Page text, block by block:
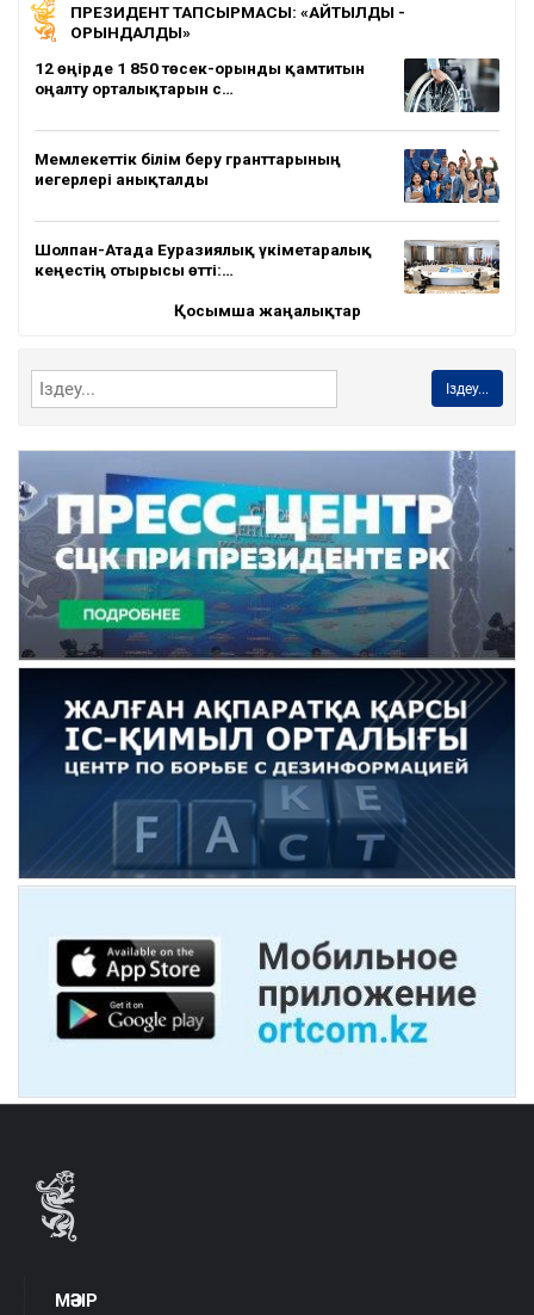
ПРЕЗИДЕНТ ТАПСЫРМАСЫ: «АЙТЫЛДЫ -
ОРЫНДАЛДЫ»
12 өңірде 1 850 төсек-орынды қамтитын
оңалту орталықтарын с…
Мемлекеттік білім беру гранттарының
иегерлері анықталды
Шолпан-Атада Еуразиялық үкіметаралық
кеңестің отырысы өтті:…
Қосымша жаңалықтар
Іздеу...
МӘЗІР